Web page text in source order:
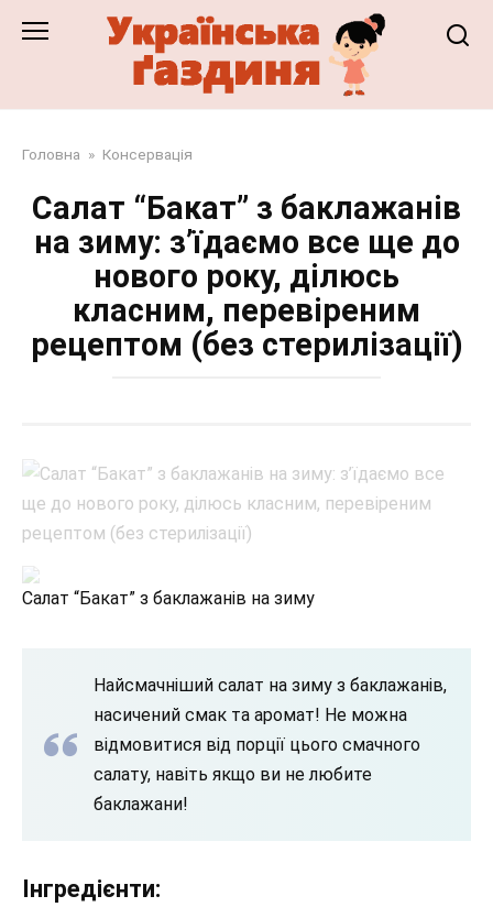
Головна » Консервація
Салат “Бакат” з баклажанів
на зиму: з’їдаємо все ще до
нового року, ділюсь
класним, перевіреним
рецептом (без стерилізації)
Салат “Бакат” з баклажанів на зиму
Найсмачніший салат на зиму з баклажанів,
насичений смак та аромат! Не можна
відмовитися від порції цього смачного
салату, навіть якщо ви не любите
баклажани!
Інгредієнти: